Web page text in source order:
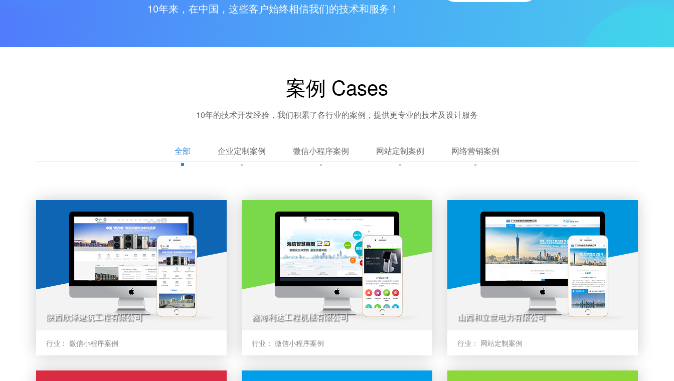
10年来，在中国，这些客户始终相信我们的技术和服务！
案例 Cases
10年的技术开发经验，我们积累了各行业的案例，提供更专业的技术及设计服务
全部 企业定制案例 微信小程序案例 网站定制案例 网络营销案例
陕西欣泽建筑工程有限公司
行业： 微信小程序案例
鑫海利达工程机械有限公司
行业： 微信小程序案例
山西和立世电力有限公司
行业： 网站定制案例